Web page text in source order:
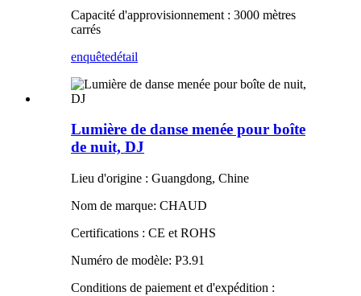
Capacité d'approvisionnement : 3000 mètres
carrés
enquêtedétail
Lumière de danse menée pour boîte
de nuit, DJ
Lieu d'origine : Guangdong, Chine
Nom de marque: CHAUD
Certifications : CE et ROHS
Numéro de modèle: P3.91
Conditions de paiement et d'expédition :